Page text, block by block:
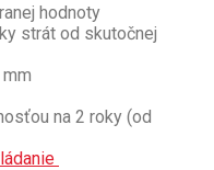
hodnoty
strát od skutočnej
na 2 roky (od